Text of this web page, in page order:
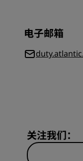
电子邮箱
关注我们：